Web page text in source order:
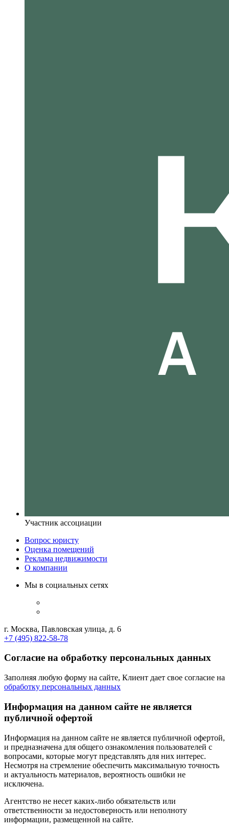
Участник ассоциации
Вопрос юристу
Оценка помещений
Реклама недвижимости
О компании
Мы в социальных сетях
г. Москва, Павловская улица, д. 6
+7 (495) 822-58-78
Согласие на обработку персональных данных
Заполняя любую форму на сайте, Клиент дает свое согласие на
обработку персональных данных
Информация на данном сайте не является
публичной офертой
Информация на данном сайте не является публичной офертой,
и предназначена для общего ознакомления пользователей с
вопросами, которые могут представлять для них интерес.
Несмотря на стремление обеспечить максимальную точность
и актуальность материалов, вероятность ошибки не
исключена.
Агентство не несет каких-либо обязательств или
ответственности за недостоверность или неполноту
информации, размещенной на сайте.